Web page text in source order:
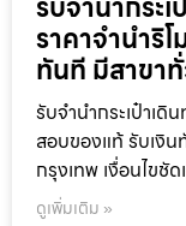
ราคาจำนำริ
ทันที มีสาขา
รับจำนำกระเป๋าเ
สอบของแท้ รับเงิน
กรุงเทพ เงื่อนไขชั
ดูเพิ่มเติม »